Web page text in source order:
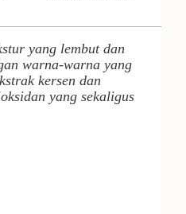
yang lembut dan
warna-warna yang
kersen dan
yang sekaligus